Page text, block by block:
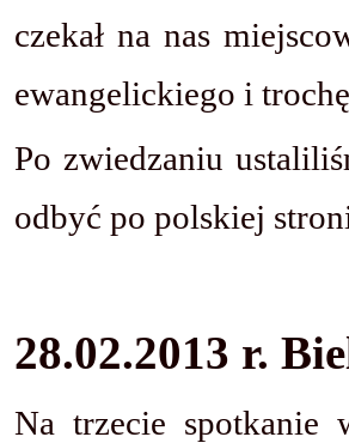
czekał na nas
ewangelickiego i
Po zwiedzaniu
odbyć po polskiej
28.02.2013 r.
Na trzecie spotkanie